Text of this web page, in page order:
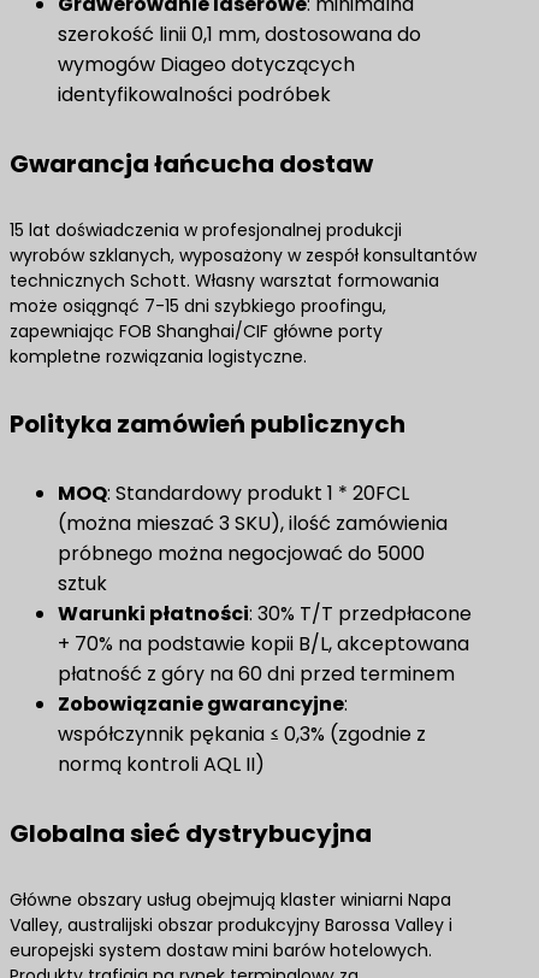
szerokość linii 0,1 mm, dostosowana do
wymogów Diageo dotyczących
identyfikowalności podróbek
Gwarancja łańcucha dostaw
15 lat doświadczenia w profesjonalnej produkcji
wyrobów szklanych, wyposażony w zespół konsultantów
technicznych Schott. Własny warsztat formowania
może osiągnąć 7-15 dni szybkiego proofingu,
zapewniając FOB Shanghai/CIF główne porty
kompletne rozwiązania logistyczne.
Polityka zamówień publicznych
MOQ: Standardowy produkt 1 * 20FCL
(można mieszać 3 SKU), ilość zamówienia
próbnego można negocjować do 5000
sztuk
Warunki płatności: 30% T/T przedpłacone
+ 70% na podstawie kopii B/L, akceptowana
płatność z góry na 60 dni przed terminem
Zobowiązanie gwarancyjne:
współczynnik pękania ≤ 0,3% (zgodnie z
normą kontroli AQL II)
Globalna sieć dystrybucyjna
Główne obszary usług obejmują klaster winiarni Napa
Valley, australijski obszar produkcyjny Barossa Valley i
europejski system dostaw mini barów hotelowych.